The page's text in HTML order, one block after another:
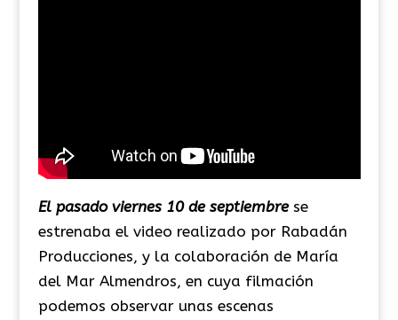
El pasado viernes 10 de septiembre se
estrenaba el video realizado por Rabadán
Producciones, y la colaboración de María
del Mar Almendros, en cuya filmación
podemos observar unas escenas